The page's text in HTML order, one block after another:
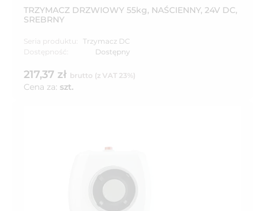
TRZYMACZ DRZWIOWY 55kg, NAŚCIENNY, 24V DC,
SREBRNY
Seria produktu:
Trzymacz DC
Dostępność:
Dostępny
217,37 zł brutto (z VAT 23%)
Cena za: szt.